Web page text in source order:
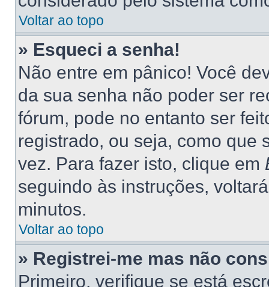
Voltar ao topo
» Esqueci a senha!
Não entre em pânico! Você
da sua senha não poder ser
fórum, pode no entanto ser
registrado, ou seja, como que
vez. Para fazer isto, clique em
seguindo às instruções,
minutos.
Voltar ao topo
» Registrei-me mas não
Primeiro, verifique se está